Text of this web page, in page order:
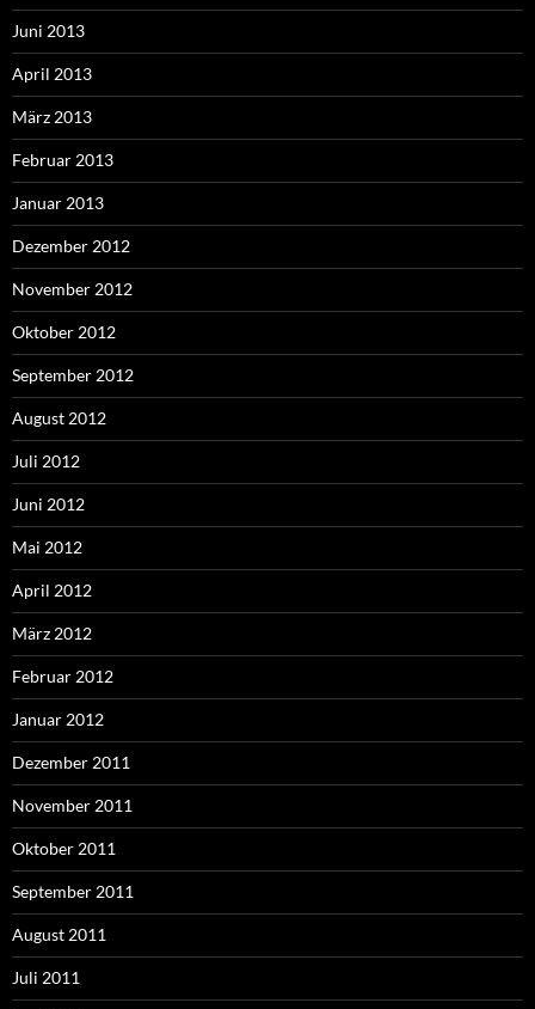
Juni 2013
April 2013
März 2013
Februar 2013
Januar 2013
Dezember 2012
November 2012
Oktober 2012
September 2012
August 2012
Juli 2012
Juni 2012
Mai 2012
April 2012
März 2012
Februar 2012
Januar 2012
Dezember 2011
November 2011
Oktober 2011
September 2011
August 2011
Juli 2011